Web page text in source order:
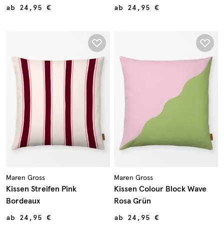
ab 24,95 € ab 24,95 €
Maren Gross
Kissen Streifen Pink
Bordeaux
ab 24,95 €
Maren Gross
Kissen Colour Block Wave
Rosa Grün
ab 24,95 €